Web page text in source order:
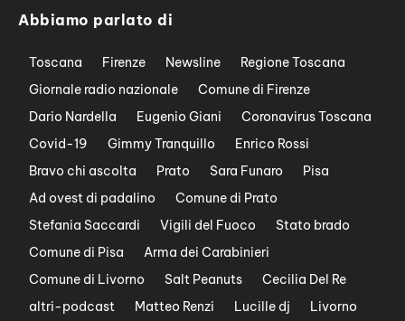
Abbiamo parlato di
Toscana Firenze Newsline
Regione Toscana
Giornale radio nazionale
Comune di Firenze
Dario Nardella
Eugenio Giani
Coronavirus Toscana
Covid-19
Gimmy Tranquillo
Enrico Rossi
Bravo chi ascolta
Prato Sara Funaro
Pisa
Ad ovest di padalino
Comune di Prato
Stefania Saccardi
Vigili del Fuoco
Stato brado
Comune di Pisa
Arma dei Carabinieri
Comune di Livorno
Salt Peanuts
Cecilia Del Re
altri-podcast
Matteo Renzi Lucille dj
Livorno